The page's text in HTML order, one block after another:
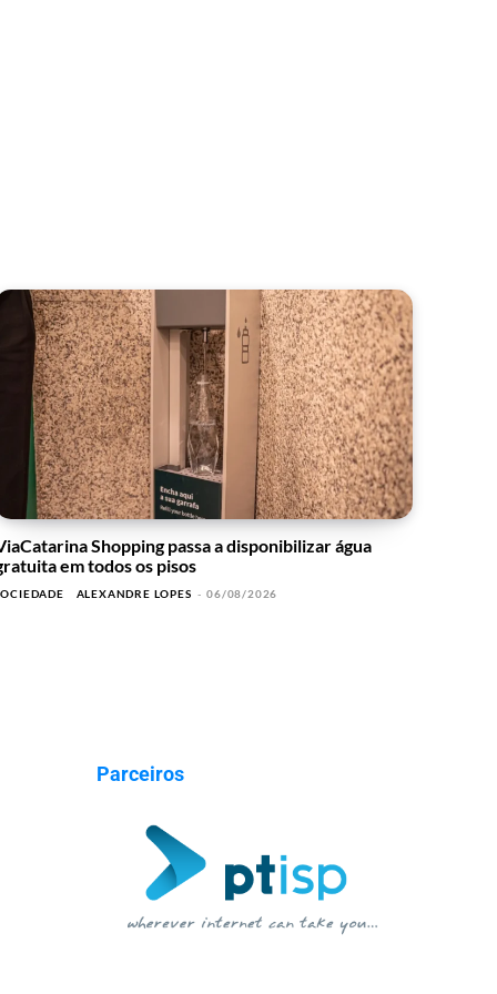
Shopping passa a disponibilizar água
em todos os pisos
ALEXANDRE LOPES - 06/08/2026
Parceiros